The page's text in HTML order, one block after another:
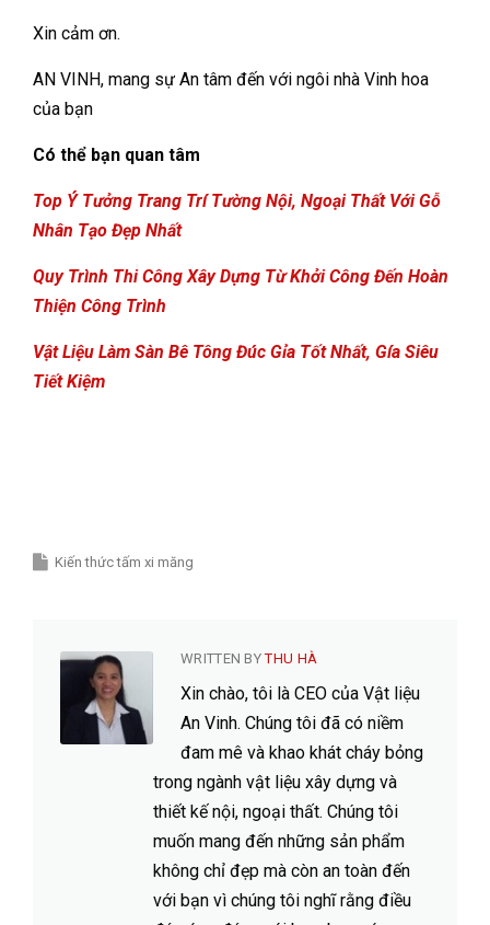
Xin cảm ơn.
AN VINH, mang sự An tâm đến với ngôi nhà Vinh hoa
của bạn
Có thể bạn quan tâm
Top Ý Tưởng Trang Trí Tường Nội, Ngoại Thất Với Gỗ
Nhân Tạo Đẹp Nhất
Quy Trình Thi Công Xây Dựng Từ Khởi Công Đến Hoàn
Thiện Công Trình
Vật Liệu Làm Sàn Bê Tông Đúc Gỉa Tốt Nhất, Gía Siêu
Tiết Kiệm
Kiến thức tấm xi măng
WRITTEN BYTHU HÀ
Xin chào, tôi là CEO của Vật liệu
An Vinh. Chúng tôi đã có niềm
đam mê và khao khát cháy bỏng
trong ngành vật liệu xây dựng và
thiết kế nội, ngoại thất. Chúng tôi
muốn mang đến những sản phẩm
không chỉ đẹp mà còn an toàn đến
với bạn vì chúng tôi nghĩ rằng điều